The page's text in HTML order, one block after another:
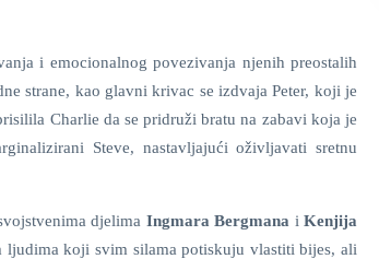
i emocionalnog povezivanja njenih preostalih
strane, kao glavni krivac se izdvaja Peter, koji je
Charlie da se pridruži bratu na zabavi koja je
Steve, nastavljajući oživljavati sretnu
djelima Ingmara Bergmana iKenjija
ljudima koji svim silama potiskuju vlastiti bijes, ali